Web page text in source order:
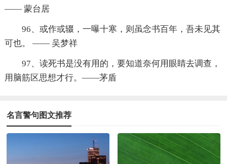
—— 蒙台居
96、或作或辍，一曝十寒，则虽念书百年，吾未见其
可也。 —— 吴梦祥
97、读死书是没有用的，要知道奈何用眼睛去调查，
用脑筋区思想才行。——茅盾
名言警句图文推荐